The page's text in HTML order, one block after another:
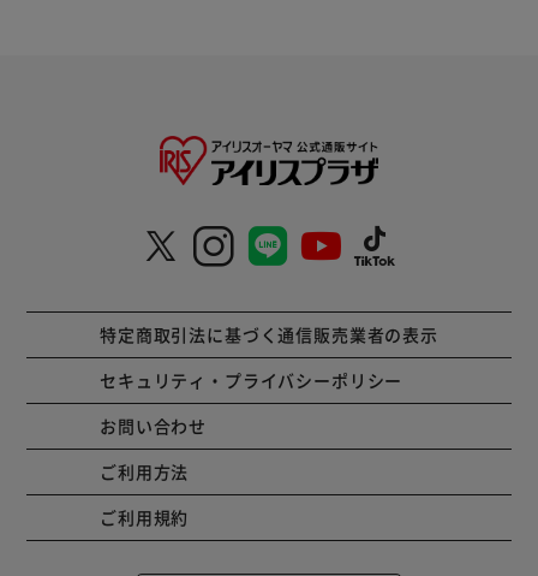
特定商取引法に基づく通信販売業者の表示
セキュリティ・プライバシーポリシー
お問い合わせ
ご利用方法
ご利用規約